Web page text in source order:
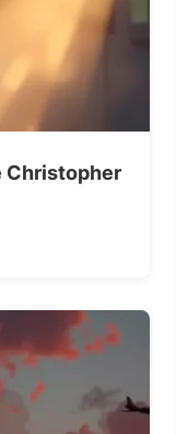
Christopher